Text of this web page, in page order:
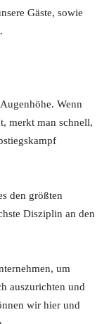
Gäste, sowie
Wenn
merkt man schnell,
den größten
Disziplin an den
um
auszurichten und
wir hier und